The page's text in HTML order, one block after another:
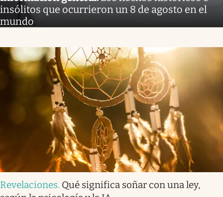
insólitos que ocurrieron un 8 de agosto en el
mundo
Revelaciones. Qué significa soñar con una ley,